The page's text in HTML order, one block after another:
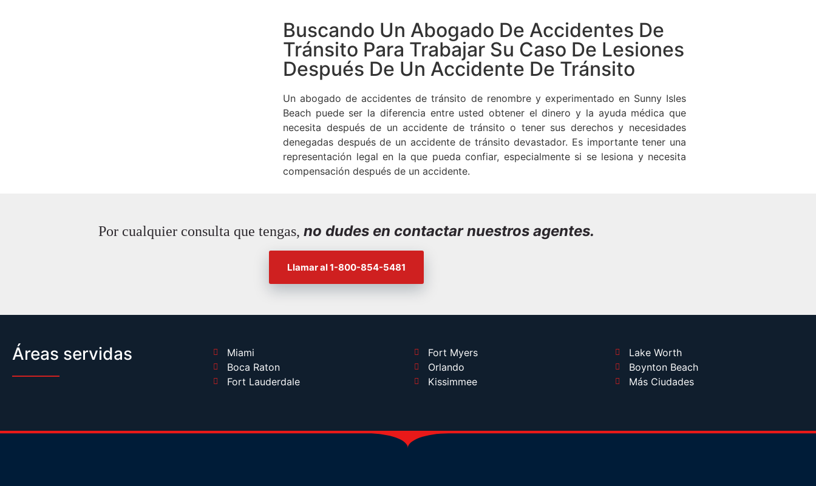
Buscando Un Abogado De Accidentes De
Tránsito Para Trabajar Su Caso De Lesiones
Después De Un Accidente De Tránsito
Un abogado de accidentes de tránsito de renombre y experimentado en Sunny Isles
Beach puede ser la diferencia entre usted obtener el dinero y la ayuda médica que
necesita después de un accidente de tránsito o tener sus derechos y necesidades
denegadas después de un accidente de tránsito devastador. Es importante tener una
representación legal en la que pueda confiar, especialmente si se lesiona y necesita
compensación después de un accidente.
Por cualquier consulta que tengas, no dudes en contactar nuestros agentes.
Llamar al 1-800-854-5481
Áreas servidas
Miami
Boca Raton
Fort Lauderdale
Fort Myers
Orlando
Kissimmee
Lake Worth
Boynton Beach
Más Ciudades